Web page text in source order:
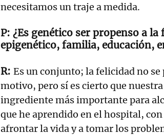
necesitamos un traje a medida.
¿Es genético ser propenso a
epigenético, familia, educación,
Es un conjunto; la felicidad no
motivo, pero sí es cierto que
ingrediente más importante para
que he aprendido en el hospital,
afrontar la vida y a tomar los